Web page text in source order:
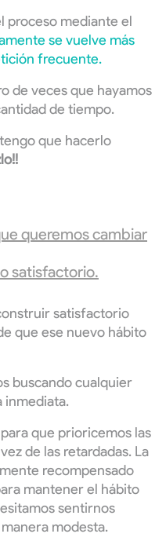
proceso mediante el
se vuelve más
frecuente.
de veces que hayamos
de tiempo.
que hacerlo
queremos cambiar
satisfactorio.
satisfactorio
que ese nuevo hábito
buscando cualquier
inmediata.
que prioricemos las
de las retardadas. La
recompensado
mantener el hábito
sentirnos
modesta.